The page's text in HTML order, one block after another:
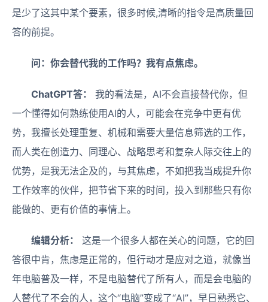
是少了这其中某个要素，很多时候,清晰的指令是高质量回
答的前提。
问：你会替代我的工作吗？我有点焦虑。
ChatGPT答：
我的看法是，AI不会直接替代你，但
一个懂得如何熟练使用AI的人，可能会在竞争中更有优
势，我擅长处理重复、机械和需要大量信息筛选的工作，
而人类在创造力、同理心、战略思考和复杂人际交往上的
优势，是我无法企及的，与其焦虑，不如把我当成提升你
工作效率的伙伴，把节省下来的时间，投入到那些只有你
能做的、更有价值的事情上。
编辑分析：
这是一个很多人都在关心的问题，它的回
答很中肯，焦虑是正常的，但行动才是应对之道，就像当
年电脑普及一样，不是电脑替代了所有人，而是会电脑的
人替代了不会的人，这个“电脑”变成了“AI”，早日熟悉它、